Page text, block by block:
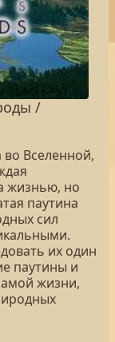
/
Вселенной,
жизнью, но
паутина
сил
их один
паутины и
жизни,